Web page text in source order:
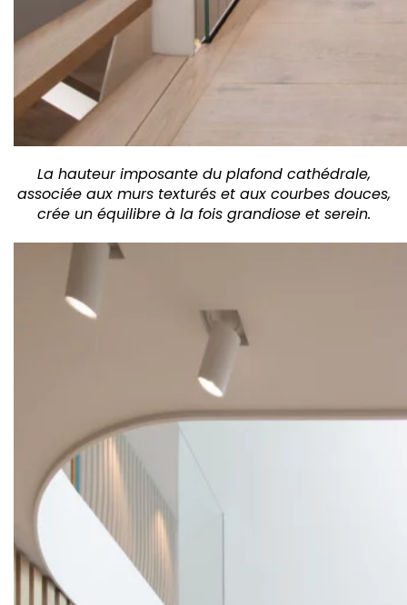
La hauteur imposante du plafond cathédrale,
associée aux murs texturés et aux courbes douces,
crée un équilibre à la fois grandiose et serein.